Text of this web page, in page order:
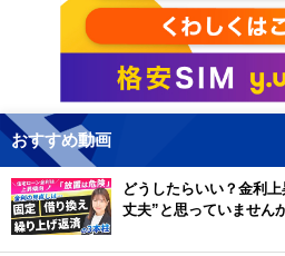
おすすめ動画
どうしたらいい？金利
丈夫”と思っていません